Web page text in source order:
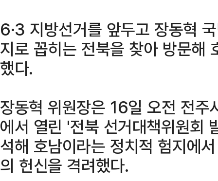
6·3 지방선거를 앞두고 장동혁
지로 꼽히는 전북을 찾아 방문해
했다.
장동혁 위원장은 16일 오전 전주
에서 열린 '전북 선거대책위원회
석해 호남이라는 정치적 험지에
의 헌신을 격려했다.